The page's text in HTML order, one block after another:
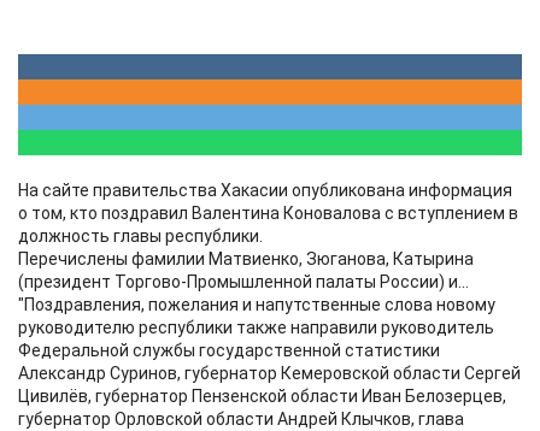
На сайте правительства Хакасии опубликована информация
о том, кто поздравил Валентина Коновалова с вступлением в
должность главы республики.
Перечислены фамилии Матвиенко, Зюганова, Катырина
(президент Торгово-Промышленной палаты России) и...
"Поздравления, пожелания и напутственные слова новому
руководителю республики также направили руководитель
Федеральной службы государственной статистики
Александр Суринов, губернатор Кемеровской области Сергей
Цивилёв, губернатор Пензенской области Иван Белозерцев,
губернатор Орловской области Андрей Клычков, глава